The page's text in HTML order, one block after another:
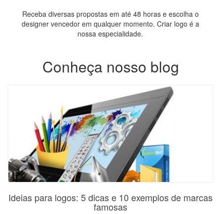
Receba diversas propostas em até 48 horas e escolha o
designer vencedor em qualquer momento. Criar logo é a
nossa especialidade.
Conheça nosso blog
Ideias para logos: 5 dicas e 10 exemplos de marcas
famosas